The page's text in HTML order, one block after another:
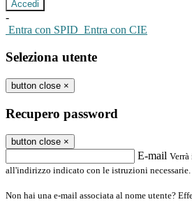
-
Entra con SPID Entra con CIE
Seleziona utente
button close ×
Recupero password
button close ×
E-mail
all'indirizzo indicato con le istruzioni necessarie.
Non hai una e-mail associata al nome utente?